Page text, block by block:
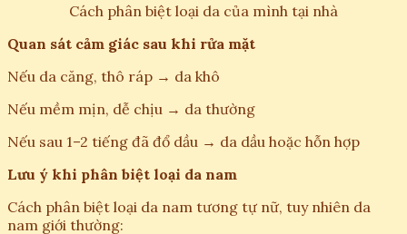
Cách phân biệt loại da của mình tại nhà
Quan sát cảm giác sau khi rửa mặt
Nếu da căng, thô ráp → da khô
Nếu mềm mịn, dễ chịu → da thường
Nếu sau 1–2 tiếng đã đổ dầu → da dầu hoặc hỗn hợp
Lưu ý khi phân biệt loại da nam
Cách phân biệt loại da nam tương tự nữ, tuy nhiên da
nam giới thường: